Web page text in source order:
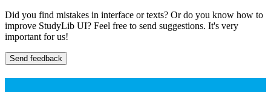
Did you find mistakes in interface or texts? Or do you know how to
improve StudyLib UI? Feel free to send suggestions. It's very
important for us!
Send feedback